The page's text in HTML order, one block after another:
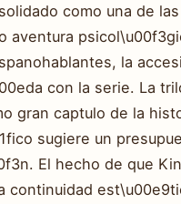
como una de
aventura
la
con la serie. La
gran captulo de la
sugiere un
El hecho de que
continuidad